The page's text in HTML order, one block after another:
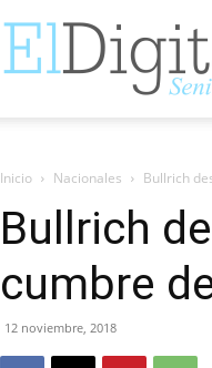
Inicio Nacionales Bullrich
Bullrich
cumbre
12 noviembre, 2018